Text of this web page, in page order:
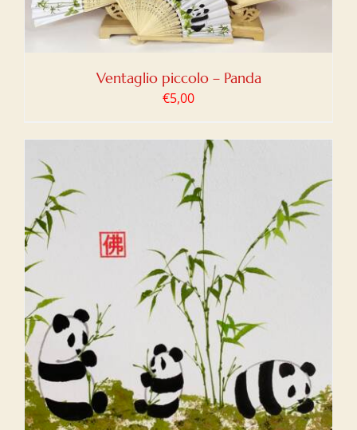
Ventaglio piccolo – Panda
€5,00